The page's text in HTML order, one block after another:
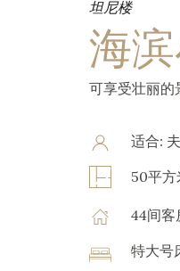
坦尼楼
海
可享受壮丽的
适合:
50平方
44间客
特大号